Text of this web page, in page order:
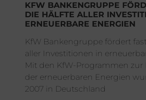
KFW BANKENGRUPPE
DIE HÄLFTE ALLER
ERNEUERBARE ENERGIEN
KfW Bankengruppe fördert
aller Investitionen in
Mit den KfW-Programmen zur
der erneuerbaren Energien
2007 in Deutschland